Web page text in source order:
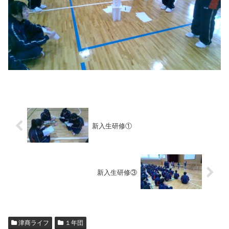
新入生研修①
新入生研修③
津商ライフ １年団